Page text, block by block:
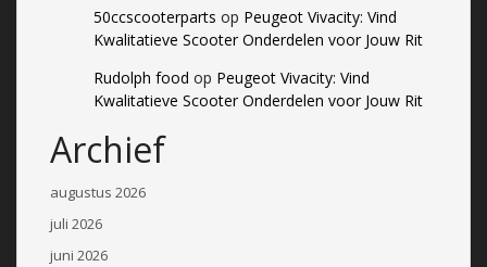
50ccscooterparts op Peugeot Vivacity: Vind
Kwalitatieve Scooter Onderdelen voor Jouw Rit
Rudolph food op Peugeot Vivacity: Vind
Kwalitatieve Scooter Onderdelen voor Jouw Rit
Archief
augustus 2026
juli 2026
juni 2026